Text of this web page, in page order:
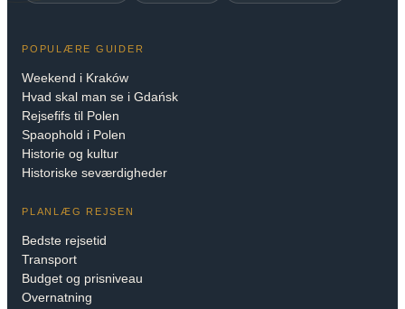
POPULÆRE GUIDER
Weekend i Kraków
Hvad skal man se i Gdańsk
Rejsefifs til Polen
Spaophold i Polen
Historie og kultur
Historiske seværdigheder
PLANLÆG REJSEN
Bedste rejsetid
Transport
Budget og prisniveau
Overnatning